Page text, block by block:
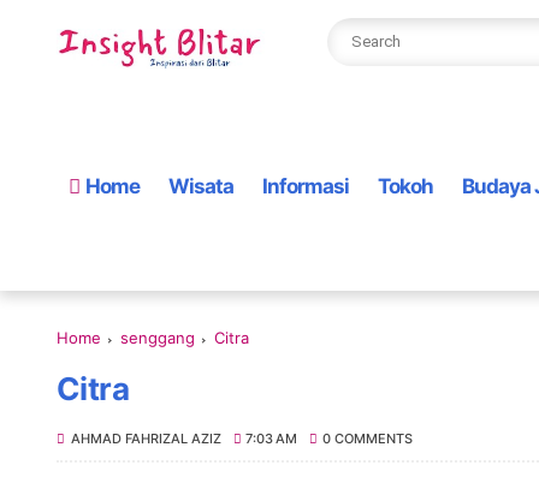
Home Wisata Informasi Tokoh Budaya
Home senggang Citra
Citra
AHMAD FAHRIZAL AZIZ 7:03 AM 0 COMMENTS